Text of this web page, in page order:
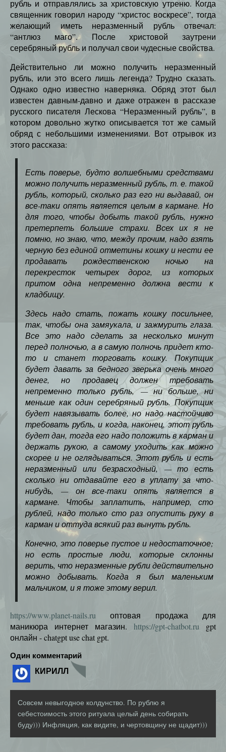
рубль и отправлялись за христовскую утреню. Когда
священник говорил народу “христос воскресе”, тогда
желающий иметь неразменный рубль отвечал:
“антлюз маго”. После христовой заутрени
серебряный рубль и получал свои чудесные свойства.
Действительно ли можно получить неразменный
рубль, или это всего лишь легенда? Трудно сказать.
Однако одно известно наверняка. Обряд этот был
известен давным-давно и даже отражен в рассказе
русского писателя Лескова “Неразменный рубль”, в
котором довольно жутко описывается тот же самый
обряд с небольшими изменениями. Вот отрывок из
этого рассказа:
Есть поверье, будто волшебными средствами
можно получить неразменный рубль, т. е. такой
рубль, который, сколько раз его ни выдавай, он
все-таки опять является целым в кармане. Но
для того, чтобы добыть такой рубль, нужно
претерпеть большие страхи. Всех их я не
помню, но знаю, что, между прочим, надо взять
черную без единой отметины кошку и нести ее
продавать рождественскою ночью на
перекресток четырех дорог, из которых
притом одна непременно должна вести к
кладбищу.
Здесь надо стать, пожать кошку посильнее,
так, чтобы она замяукала, и зажмурить глаза.
Все это надо сделать за несколько минут
перед полночью, а в самую полночь придет кто-
то и станет торговать кошку. Покупщик
будет давать за бедного зверька очень много
денег, но продавец должен требовать
непременно только рубль, — ни больше, ни
меньше как один серебряный рубль. Покупщик
будет навязывать более, но надо настойчиво
требовать рубль, и когда, наконец, этот рубль
будет дан, тогда его надо положить в карман и
держать рукою, а самому уходить как можно
скорее и не оглядываться. Этот рубль и есть
неразменный или безрасходный, — то есть
сколько ни отдавайте его в уплату за что-
нибудь, — он все-таки опять является в
кармане. Чтобы заплатить, например, сто
рублей, надо только сто раз опустить руку в
карман и оттуда всякий раз вынуть рубль.
Конечно, это поверье пустое и недостаточное;
но есть простые люди, которые склонны
верить, что неразменные рубли действительно
можно добывать. Когда я был маленьким
мальчиком, и я тоже этому верил.
https://www.planet-nails.ru оптовая продажа для
маникюра интернет магазин. https://gpt-chatbot.ru gpt
онлайн - chatgpt use chat gpt.
Один комментарий
КИРИЛЛ
Совсем невыгодное колдунство. По рублю я
себестоимость этого ритуала целый день собирать
буду))) Инфляция, как видите, и чертовщину не щадит)))